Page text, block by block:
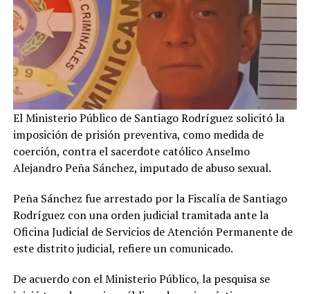
El Ministerio Público de Santiago Rodríguez solicitó la
imposición de prisión preventiva, como medida de
coerción, contra el sacerdote católico Anselmo
Alejandro Peña Sánchez, imputado de abuso sexual.
Peña Sánchez fue arrestado por la Fiscalía de Santiago
Rodríguez con una orden judicial tramitada ante la
Oficina Judicial de Servicios de Atención Permanente de
este distrito judicial, refiere un comunicado.
De acuerdo con el Ministerio Público, la pesquisa se